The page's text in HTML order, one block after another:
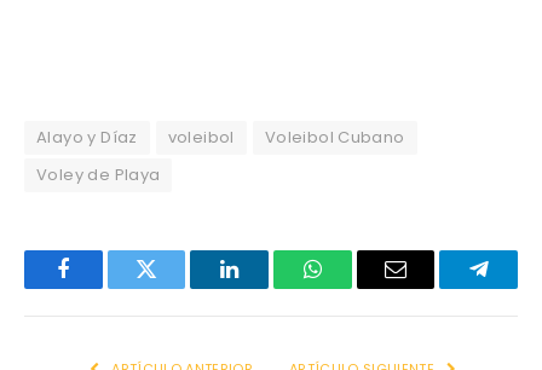
Alayo y Díaz voleibol
Voleibol Cubano
Voley de Playa
FacebookTwitter LinkedInWhatsAppEmail